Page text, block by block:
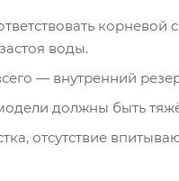
воды.
— внутренний
должны быть
отсутствие